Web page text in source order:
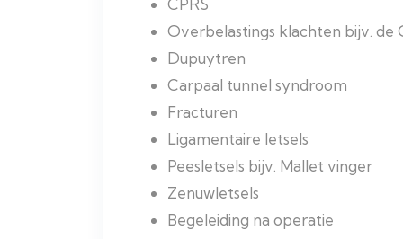
Overbelastings klachten bijv. de
Dupuytren
Carpaal tunnel syndroom
Fracturen
Ligamentaire letsels
Peesletsels bijv. Mallet vinger
Zenuwletsels
Begeleiding na operatie